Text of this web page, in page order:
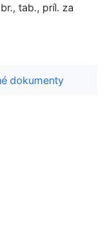
tab., príl. za
dokumenty